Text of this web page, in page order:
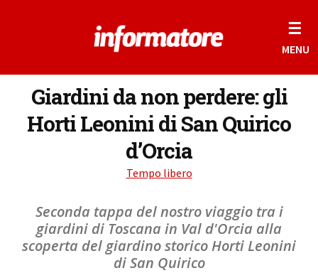
☰
MENU
Giardini da non perdere: gli
Horti Leonini di San Quirico
d’Orcia
Tempo libero
Seconda tappa del nostro viaggio tra i
giardini di Toscana in Val d'Orcia alla
scoperta del giardino storico Horti Leonini
di San Quirico